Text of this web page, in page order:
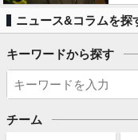
ニュース&コラムを探
キーワードから探す
チーム